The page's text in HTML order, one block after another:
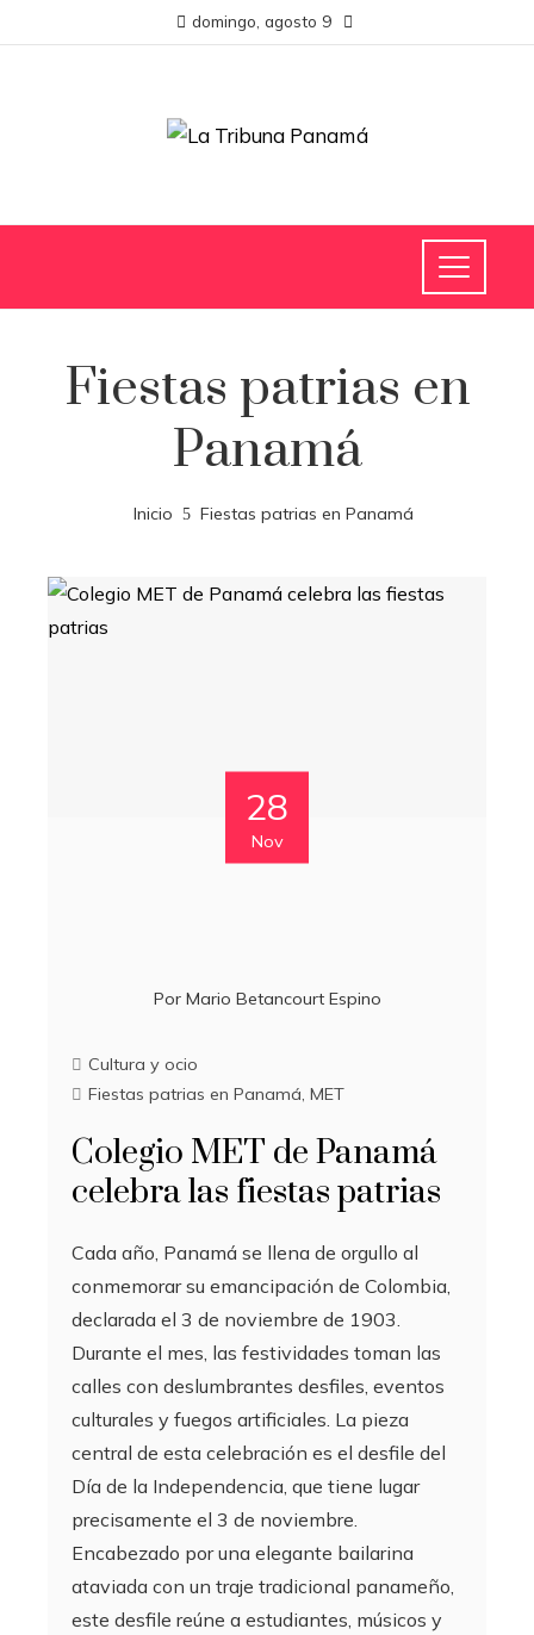
domingo, agosto 9
Fiestas patrias en
Panamá
Inicio Fiestas patrias en Panamá
28
Nov
Por Mario Betancourt Espino
Cultura y ocio
Fiestas patrias en Panamá, MET
Colegio MET de Panamá
celebra las fiestas patrias
Cada año, Panamá se llena de orgullo al
conmemorar su emancipación de Colombia,
declarada el 3 de noviembre de 1903.
Durante el mes, las festividades toman las
calles con deslumbrantes desfiles, eventos
culturales y fuegos artificiales. La pieza
central de esta celebración es el desfile del
Día de la Independencia, que tiene lugar
precisamente el 3 de noviembre.
Encabezado por una elegante bailarina
ataviada con un traje tradicional panameño,
este desfile reúne a estudiantes, músicos y